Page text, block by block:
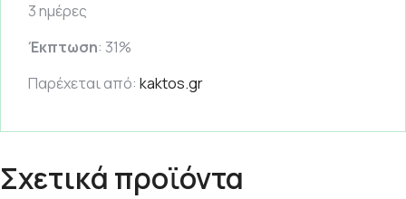
3 ημέρες
Έκπτωση: 31%
Παρέχεται από: kaktos.gr
Σχετικά προϊόντα